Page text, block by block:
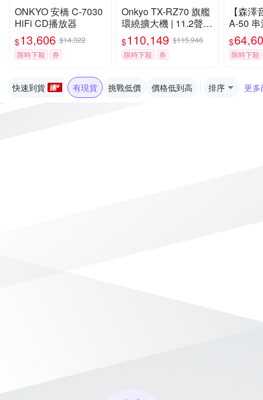
ONKYO 安橋 C-7030
HiFi CD播放器
$13,606 $14,322
限時下殺
券
Onkyo TX-RZ70 旗艦
環繞擴大機 | 11.2聲
道，8K HDMI 2.1，D
olby Atmos
$110,149 $115,946
限時下殺
券
【森
A-50
（釪
手工喇
原裝電
$
限時下殺
快速到貨 有現貨 挑戰低價 價格低到高 排序 更多